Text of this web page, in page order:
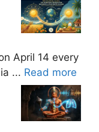
April 14 every
... Read more